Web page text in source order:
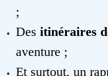
;
Des itinéraires
aventure ;
Et surtout, un